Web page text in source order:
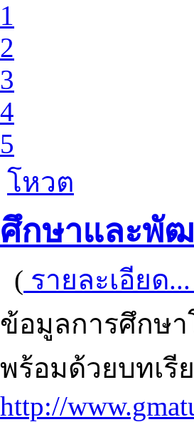
1
2
3
4
5
โหวต
ศึกษาและพัฒ
( รายละเอียด...
ข้อมูลการศึกษา
พร้อมด้วยบทเรี
http://